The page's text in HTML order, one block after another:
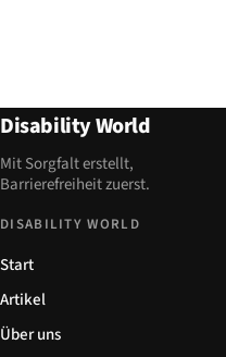
Disability World
Mit Sorgfalt erstellt,
Barrierefreiheit zuerst.
DISABILITY WORLD
Start
Artikel
Über uns